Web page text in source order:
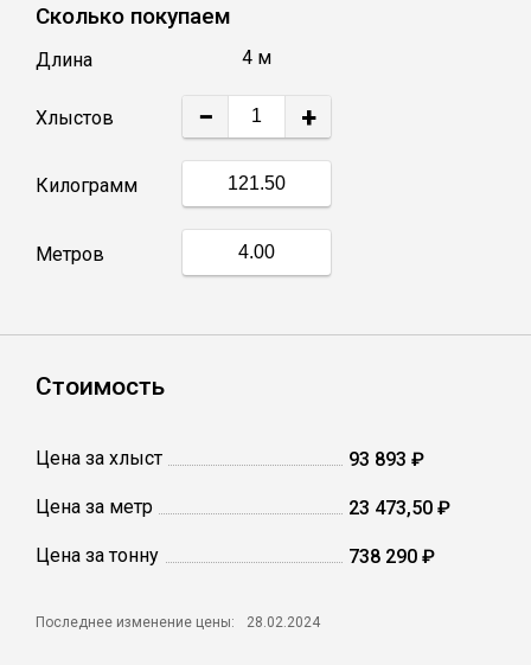
Катанка
Профлист
Винтовые сваи
Сетка кладочная
Круги абразивные
Сколько покупаем
Длина 4 м
Хлыстов − +
Килограмм
Метров
Стоимость
Цена за хлыст 93 893 ₽
Цена за метр 23 473,50 ₽
Цена за тонну 738 290 ₽
Последнее изменение цены: 28.02.2024